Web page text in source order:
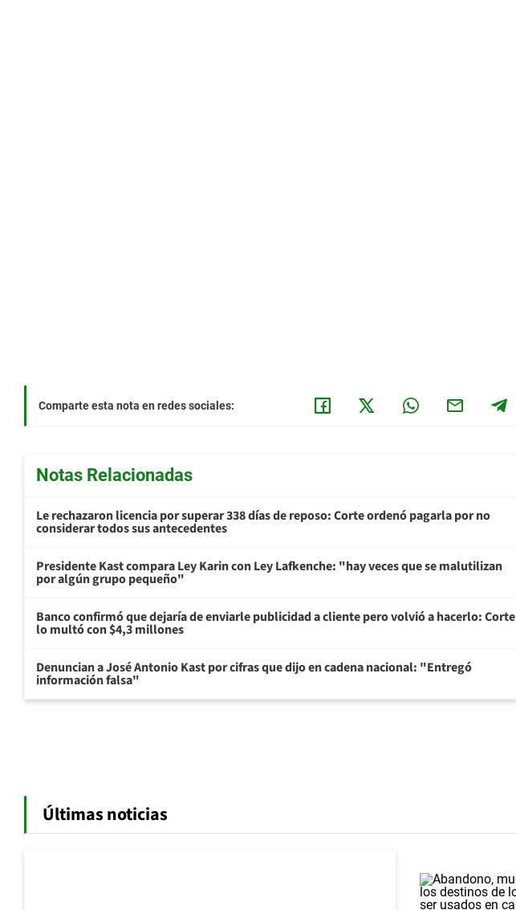
Comparte esta nota en redes sociales:
Notas Relacionadas
Le rechazaron licencia por superar 338 días de reposo: Corte ordenó pagarla por no
considerar todos sus antecedentes
Presidente Kast compara Ley Karin con Ley Lafkenche: "hay veces que se malutilizan
por algún grupo pequeño"
Banco confirmó que dejaría de enviarle publicidad a cliente pero volvió a hacerlo: Corte
lo multó con $4,3 millones
Denuncian a José Antonio Kast por cifras que dijo en cadena nacional: "Entregó
información falsa"
Últimas noticias